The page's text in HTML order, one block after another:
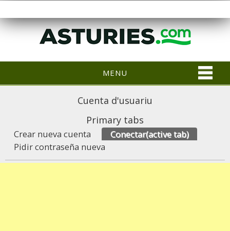
MENU
Cuenta d'usuariu
Primary tabs
Crear nueva cuenta Conectar(active tab)
Pidir contraseña nueva